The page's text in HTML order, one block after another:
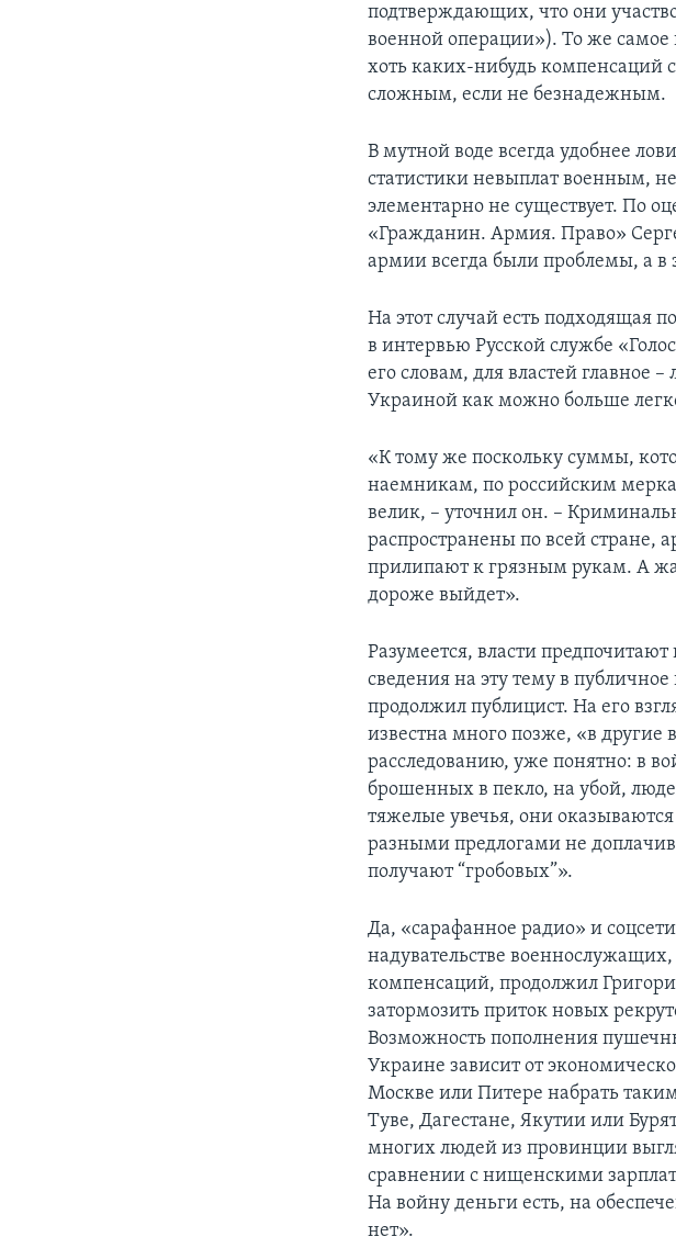
подтверждающих, что они
военной операции»). То же самое
хоть каких-нибудь компенсаций
сложным, если не безнадежным.
В мутной воде всегда удобнее
статистики невыплат военным,
элементарно не существует. По
«Гражданин. Армия. Право»
армии всегда были проблемы, а в
На этот случай есть подходящая
в интервью Русской службе
его словам, для властей главное
Украиной как можно больше
«К тому же поскольку суммы,
наемникам, по российским
велик, – уточнил он. –
распространены по всей стране,
прилипают к грязным рукам. А
дороже выйдет».
Разумеется, власти
сведения на эту тему в
продолжил публицист. На его
известна много позже, «в
расследованию, уже понятно: в
брошенных в пекло, на убой,
тяжелые увечья, они
разными предлогами не
получают “гробовых”».
Да, «сарафанное радио» и
надувательстве
компенсаций, продолжил
затормозить приток новых
Возможность пополнения
Украине зависит от
Москве или Питере набрать
Туве, Дагестане, Якутии или
многих людей из провинции
сравнении с нищенскими
На войну деньги есть, на
нет».